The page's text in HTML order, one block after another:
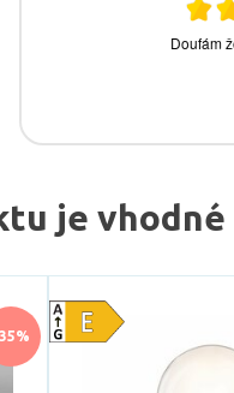
je